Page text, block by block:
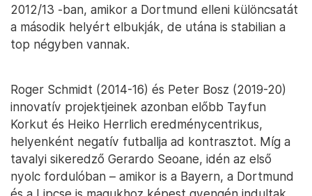
2012/13 -ban, amikor a Dortmund elleni különcsatát
a második helyért elbukják, de utána is stabilian a
top négyben vannak.
Roger Schmidt (2014-16) és Peter Bosz (2019-20)
innovatív projektjeinek azonban előbb Tayfun
Korkut és Heiko Herrlich eredménycentrikus,
helyenként negatív futballja ad kontrasztot. Míg a
tavalyi sikeredző Gerardo Seoane, idén az első
nyolc fordulóban – amikor is a Bayern, a Dortmund